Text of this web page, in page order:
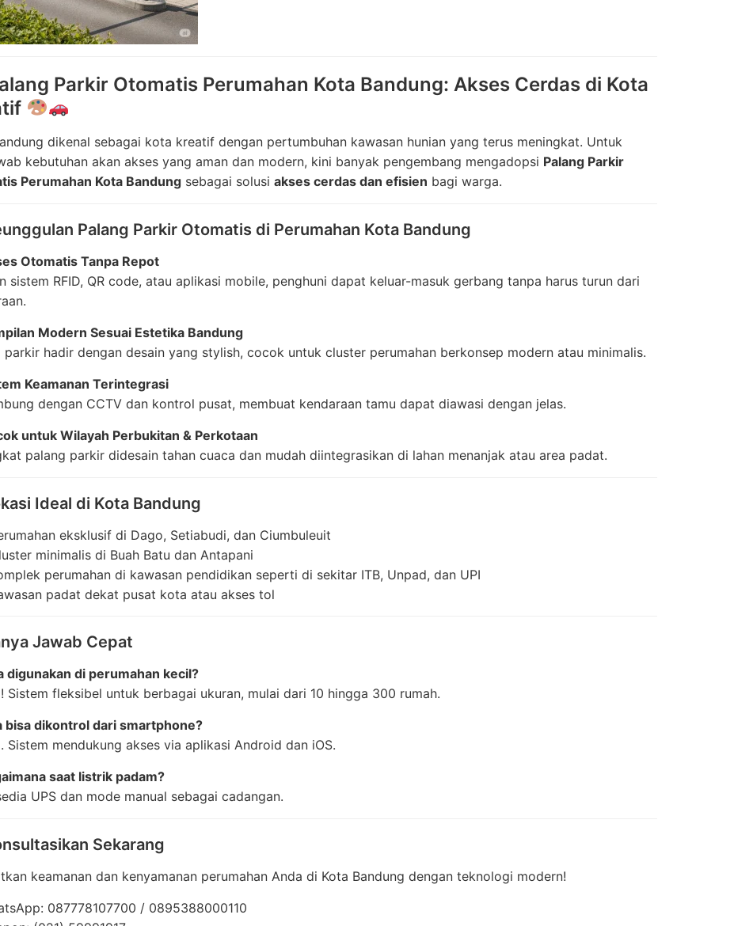
Parkir Otomatis Perumahan Kota Bandung: Akses Cerdas di Kota
dikenal sebagai kota kreatif dengan pertumbuhan kawasan hunian yang terus meningkat. Untuk
kebutuhan akan akses yang aman dan modern, kini banyak pengembang mengadopsi Palang Parkir
Perumahan Kota Bandung sebagai solusi akses cerdas dan efisien bagi warga.
Palang Parkir Otomatis di Perumahan Kota Bandung
Otomatis Tanpa Repot
sistem RFID, QR code, atau aplikasi mobile, penghuni dapat keluar-masuk gerbang tanpa harus turun dari
Modern Sesuai Estetika Bandung
parkir hadir dengan desain yang stylish, cocok untuk cluster perumahan berkonsep modern atau minimalis.
Keamanan Terintegrasi
dengan CCTV dan kontrol pusat, membuat kendaraan tamu dapat diawasi dengan jelas.
untuk Wilayah Perbukitan & Perkotaan
palang parkir didesain tahan cuaca dan mudah diintegrasikan di lahan menanjak atau area padat.
Ideal di Kota Bandung
eksklusif di Dago, Setiabudi, dan Ciumbuleuit
minimalis di Buah Batu dan Antapani
perumahan di kawasan pendidikan seperti di sekitar ITB, Unpad, dan UPI
padat dekat pusat kota atau akses tol
Jawab Cepat
digunakan di perumahan kecil?
Sistem fleksibel untuk berbagai ukuran, mulai dari 10 hingga 300 rumah.
bisa dikontrol dari smartphone?
Sistem mendukung akses via aplikasi Android dan iOS.
saat listrik padam?
UPS dan mode manual sebagai cadangan.
Sekarang
keamanan dan kenyamanan perumahan Anda di Kota Bandung dengan teknologi modern!
087778107700 / 0895388000110